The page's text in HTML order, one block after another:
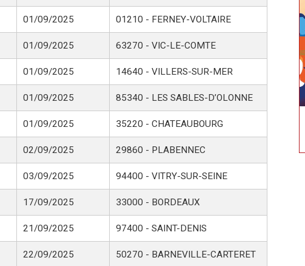
01/09/2025 01210 - FERNEY-VOLTAIRE
01/09/2025 63270 - VIC-LE-COMTE
01/09/2025 14640 - VILLERS-SUR-MER
01/09/2025 85340 - LES SABLES-D’OLONNE
01/09/2025 35220 - CHATEAUBOURG
02/09/2025 29860 - PLABENNEC
03/09/2025 94400 - VITRY-SUR-SEINE
17/09/2025 33000 - BORDEAUX
21/09/2025 97400 - SAINT-DENIS
22/09/2025 50270 - BARNEVILLE-CARTERET